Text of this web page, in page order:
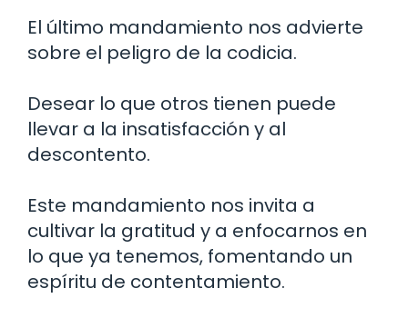
El último mandamiento nos advierte
sobre el peligro de la codicia.
Desear lo que otros tienen puede
llevar a la insatisfacción y al
descontento.
Este mandamiento nos invita a
cultivar la gratitud y a enfocarnos en
lo que ya tenemos, fomentando un
espíritu de contentamiento.